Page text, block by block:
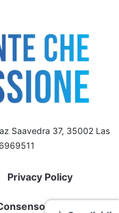
Saavedra 37, 35002 Las
Privacy Policy
sui Cookie